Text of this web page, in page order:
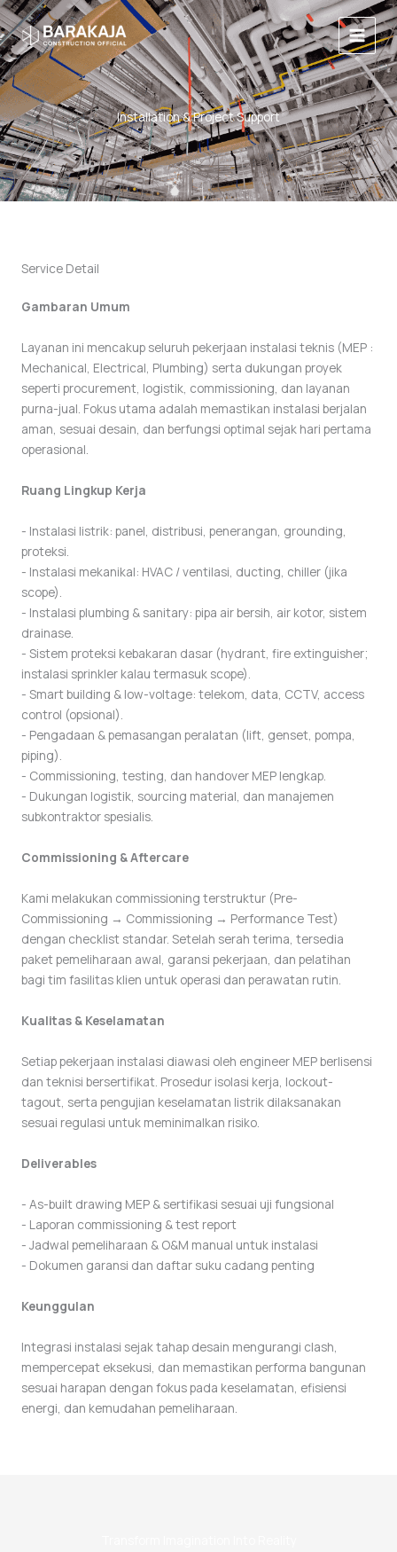
Lewati
ke
konten
Main
Menu
Installation & Project Support
Service Detail
Gambaran Umum
Layanan ini mencakup seluruh pekerjaan instalasi teknis (MEP :
Mechanical, Electrical, Plumbing) serta dukungan proyek
seperti procurement, logistik, commissioning, dan layanan
purna-jual. Fokus utama adalah memastikan instalasi berjalan
aman, sesuai desain, dan berfungsi optimal sejak hari pertama
operasional.
Ruang Lingkup Kerja
- Instalasi listrik: panel, distribusi, penerangan, grounding,
proteksi.
- Instalasi mekanikal: HVAC / ventilasi, ducting, chiller (jika
scope).
- Instalasi plumbing & sanitary: pipa air bersih, air kotor, sistem
drainase.
- Sistem proteksi kebakaran dasar (hydrant, fire extinguisher;
instalasi sprinkler kalau termasuk scope).
- Smart building & low-voltage: telekom, data, CCTV, access
control (opsional).
- Pengadaan & pemasangan peralatan (lift, genset, pompa,
piping).
- Commissioning, testing, dan handover MEP lengkap.
- Dukungan logistik, sourcing material, dan manajemen
subkontraktor spesialis.
Commissioning & Aftercare
Kami melakukan commissioning terstruktur (Pre-
Commissioning → Commissioning → Performance Test)
dengan checklist standar. Setelah serah terima, tersedia
paket pemeliharaan awal, garansi pekerjaan, dan pelatihan
bagi tim fasilitas klien untuk operasi dan perawatan rutin.
Kualitas & Keselamatan
Setiap pekerjaan instalasi diawasi oleh engineer MEP berlisensi
dan teknisi bersertifikat. Prosedur isolasi kerja, lockout-
tagout, serta pengujian keselamatan listrik dilaksanakan
sesuai regulasi untuk meminimalkan risiko.
Deliverables
- As-built drawing MEP & sertifikasi sesuai uji fungsional
- Laporan commissioning & test report
- Jadwal pemeliharaan & O&M manual untuk instalasi
- Dokumen garansi dan daftar suku cadang penting
Keunggulan
Integrasi instalasi sejak tahap desain mengurangi clash,
mempercepat eksekusi, dan memastikan performa bangunan
sesuai harapan dengan fokus pada keselamatan, efisiensi
energi, dan kemudahan pemeliharaan.